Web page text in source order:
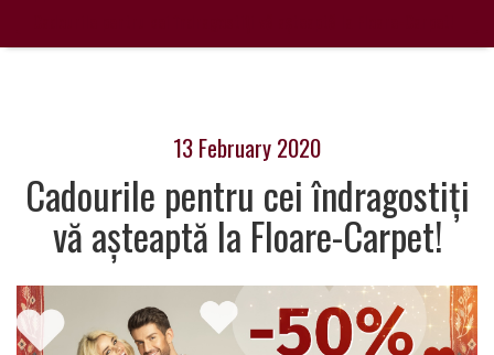
Наши
ковров
Стань
Контакты
13 February 2020
Cadourile pentru cei îndragostiți
vă așteaptă la Floare-Carpet!